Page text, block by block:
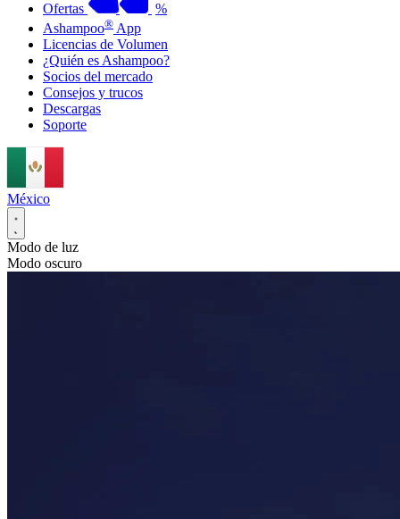
Ofertas
%
Ashampoo® App
Licencias de Volumen
¿Quién es Ashampoo?
Socios del mercado
Consejos y trucos
Descargas
Soporte
México
Modo de luz
Modo oscuro